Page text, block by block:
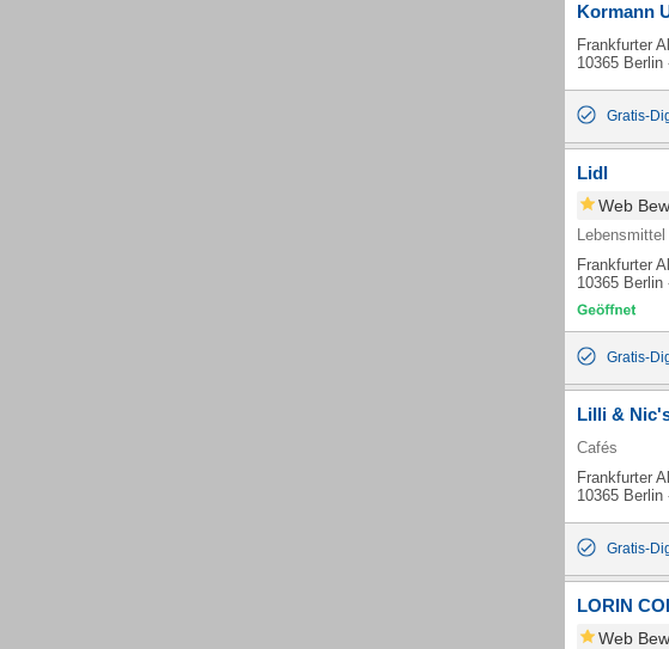
Kormann
Frankfurter
10365 Berlin
Gratis-
Lidl
Web
Lebensmittel
Frankfurter
10365 Berlin
Gratis-
Lilli &
Cafés
Frankfurter
10365 Berlin
Gratis-
LORIN
Web